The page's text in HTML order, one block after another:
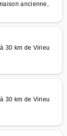
ancienne,
30 km de Virieu
30 km de Virieu